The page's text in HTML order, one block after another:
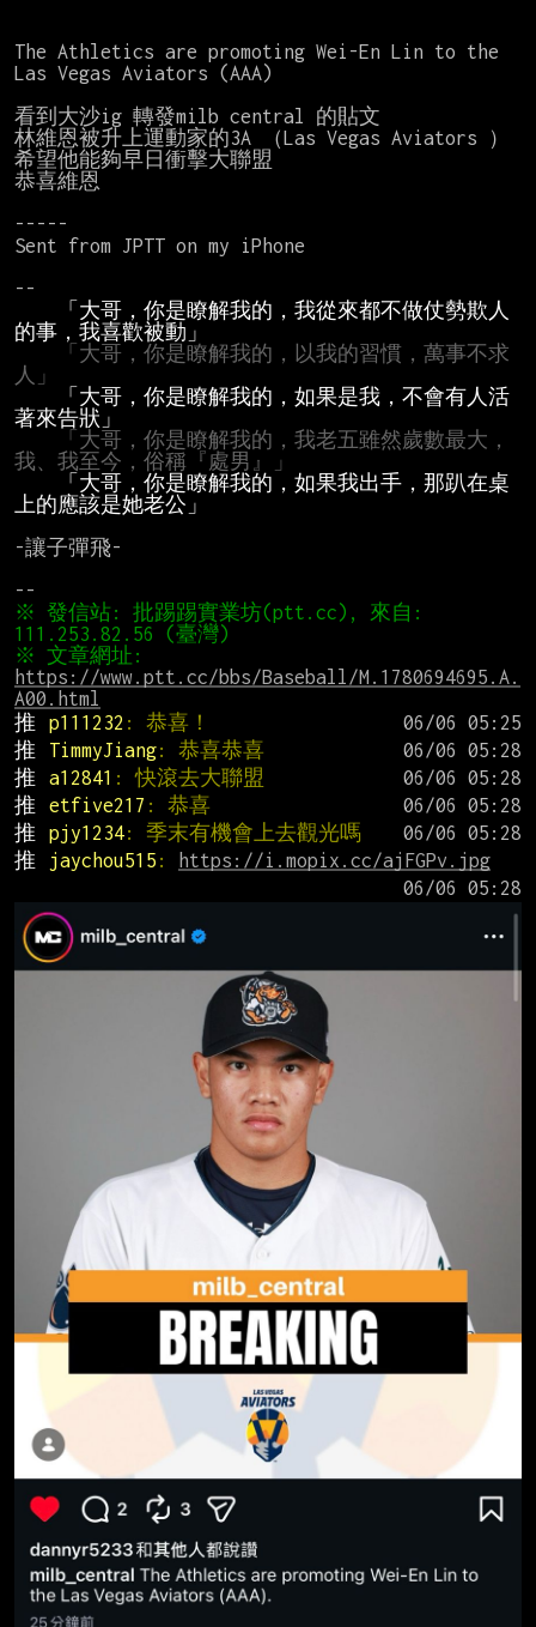
The Athletics are promoting Wei-En Lin to the
Las Vegas Aviators (AAA)
看到大沙ig 轉發milb central 的貼文
林維恩被升上運動家的3A （Las Vegas Aviators ）
希望他能夠早日衝擊大聯盟
恭喜維恩
-----
Sent from JPTT on my iPhone
--
「大哥，你是瞭解我的，我從來都不做仗勢欺人
的事，我喜歡被動」
「大哥，你是瞭解我的，以我的習慣，萬事不求
人」
「大哥，你是瞭解我的，如果是我，不會有人活
著來告狀」
「大哥，你是瞭解我的，我老五雖然歲數最大，
我、我至今，俗稱『處男』」
「大哥，你是瞭解我的，如果我出手，那趴在桌
上的應該是她老公」
-讓子彈飛-
※ 發信站: 批踢踢實業坊(ptt.cc), 來自:
https://www.ptt.cc/bbs/Baseball/M.1780694695.A.
A00.html
推
p111232 : 恭喜！
推
TimmyJiang: 恭喜恭喜
推
a12841 : 快滾去大聯盟
推
etfive217 : 恭喜
推
pjy1234: 季末有機會上去觀光嗎
推
jaychou515 :
https://i.mopix.cc/ajFGPv.jpg